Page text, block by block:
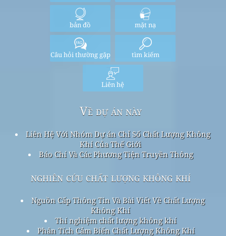
bản đồ mặt nạ
Câu hỏi thường gặp tìm kiếm
Liên hệ
Về dự án này
Liên Hệ Với Nhóm Dự án Chỉ Số Chất Lượng Không
Khí Của Thế Giới
Báo Chí Và Các Phương Tiện Truyền Thông
nghiên cứu chất lượng không khí
Nguồn Cấp Thông Tin Và Bài Viết Về Chất Lượng
Không Khí
Thí nghiệm chất lượng không khí
Phân Tích Cảm Biến Chất Lượng Không Khí